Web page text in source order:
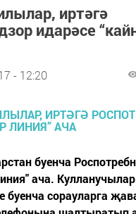
иртәгә
идарәсе
- 12:20
буенча
ача.
буенча сорауларга